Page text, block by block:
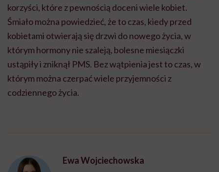
korzyści, które z pewnością doceni wiele kobiet.
Śmiało można powiedzieć, że to czas, kiedy przed
kobietami otwierają się drzwi do nowego życia, w
którym hormony nie szaleją, bolesne miesiączki
ustąpiły i zniknął PMS. Bez wątpienia jest to czas, w
którym można czerpać wiele przyjemności z
codziennego życia.
Ewa Wojciechowska